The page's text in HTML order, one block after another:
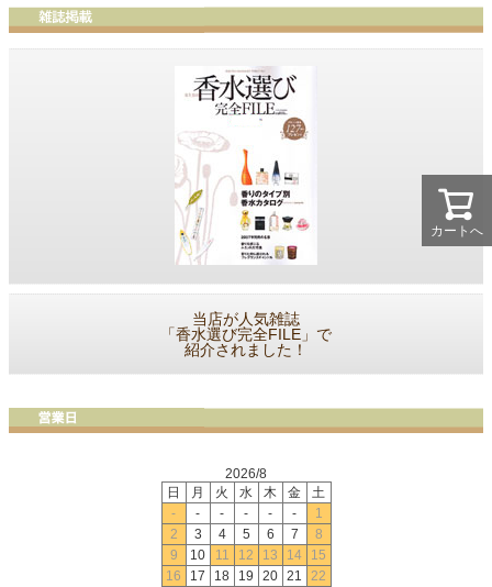
カートへ
当店が人気雑誌
「香水選び完全FILE」で
紹介されました！
2026/8
日
月 火 水 木 金
土
-
- - - - -
1
2
3 4 5 6 7
8
9
10 11 12 13 14
15
16
17 18 19 20 21 22